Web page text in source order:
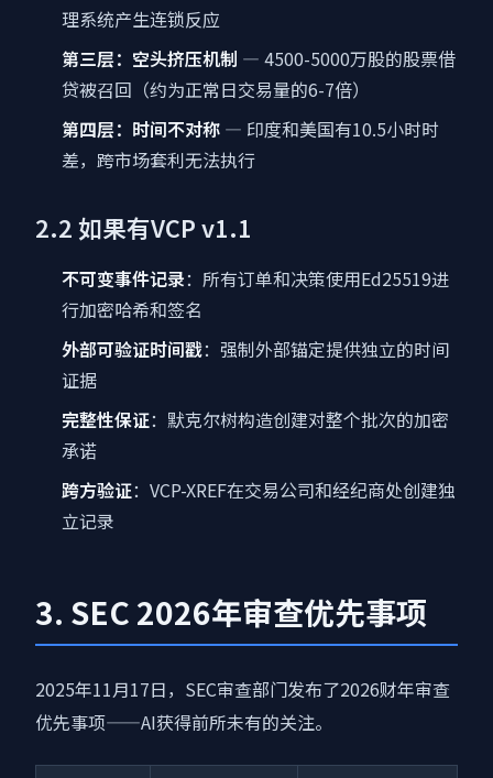
理系统产生连锁反应
第三层：空头挤压机制 — 4500-5000万股的股票借
贷被召回（约为正常日交易量的6-7倍）
第四层：时间不对称 — 印度和美国有10.5小时时
差，跨市场套利无法执行
2.2 如果有VCP v1.1
不可变事件记录：所有订单和决策使用Ed25519进
行加密哈希和签名
外部可验证时间戳：强制外部锚定提供独立的时间
证据
完整性保证：默克尔树构造创建对整个批次的加密
承诺
跨方验证：VCP-XREF在交易公司和经纪商处创建独
立记录
3. SEC 2026年审查优先事项
2025年11月17日，SEC审查部门发布了2026财年审查
优先事项——AI获得前所未有的关注。